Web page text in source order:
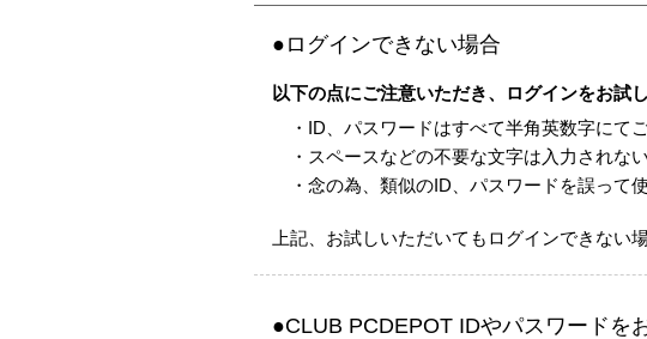
●ログインできない場合
以下の点にご注意いただき、ログインをお試し
・ID、パスワードはすべて半角英数字にて
・スペースなどの不要な文字は入力されな
・念の為、類似のID、パスワードを誤って
上記、お試しいただいてもログインできない
●CLUB PCDEPOT IDやパスワードを